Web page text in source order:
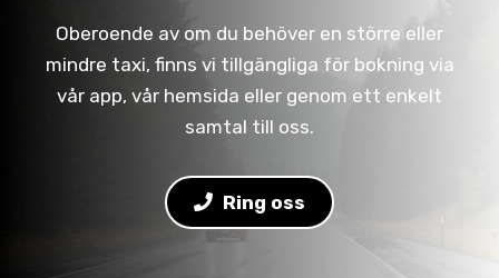
Oberoende av om du behöver en större eller
mindre taxi, finns vi tillgängliga för bokning via
vår app, vår hemsida eller genom ett enkelt
samtal till oss.
Ring oss